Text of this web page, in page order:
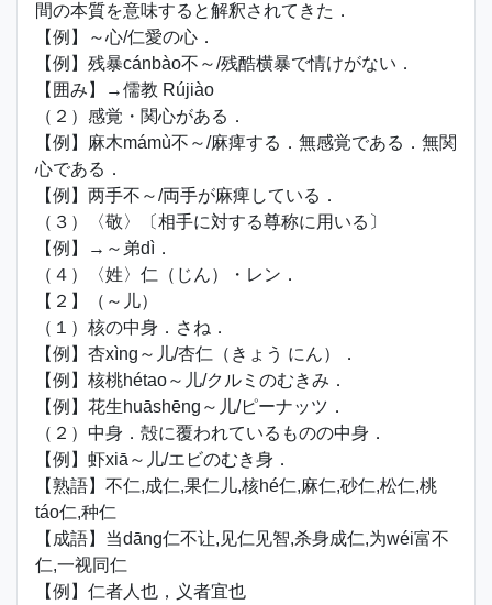
間の本質を意味すると解釈されてきた．
【例】～心/仁愛の心．
【例】残暴cánbào不～/残酷横暴で情けがない．
【囲み】→儒教 Rújiào
（２）感覚・関心がある．
【例】麻木mámù不～/麻痺する．無感覚である．無関
心である．
【例】两手不～/両手が麻痺している．
（３）〈敬〉〔相手に対する尊称に用いる〕
【例】→～弟dì．
（４）〈姓〉仁（じん）・レン．
【２】（～儿）
（１）核の中身．さね．
【例】杏xìng～儿/杏仁（きょう にん）．
【例】核桃hétao～儿/クルミのむきみ．
【例】花生huāshēng～儿/ピーナッツ．
（２）中身．殻に覆われているものの中身．
【例】虾xiā～儿/エビのむき身．
【熟語】不仁,成仁,果仁儿,核hé仁,麻仁,砂仁,松仁,桃
táo仁,种仁
【成語】当dāng仁不让,见仁见智,杀身成仁,为wéi富不
仁,一视同仁
【例】仁者人也，义者宜也